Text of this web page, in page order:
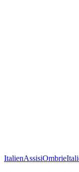
ItalienAssisiOmbrie